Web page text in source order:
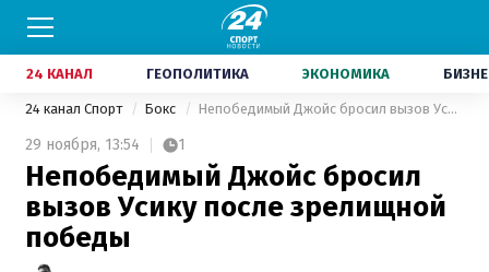
24 КАНАЛ ГЕОПОЛИТИКА ЭКОНОМИКА
24 канал Спорт Бокс Непобедимый Джойс бросил вызов Усику после зрелищной победы
29 ноября, 13:54 1
Непобедимый Джойс бросил
вызов Усику после зрелищной
победы